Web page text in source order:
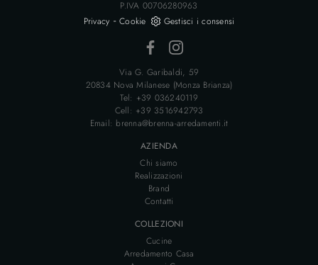
P.IVA 00706280963
Privacy -Cookie Gestisci i consensi
Via G. Garibaldi, 59
20834 Nova Milanese (Monza Brianza)
Tel: +39 036240119
Cell: +39 3516942793
Email: brenna@brenna-arredamenti.it
AZIENDA
Chi siamo
Realizzazioni
Brand
Contatti
COLLEZIONI
Cucine
Arredamento Casa